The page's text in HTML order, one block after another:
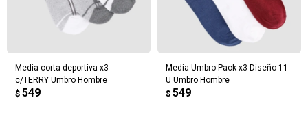
Media corta deportiva x3
c/TERRY Umbro Hombre
$ 549
Media Umbro Pack x3 Diseño 11
U Umbro Hombre
$ 549